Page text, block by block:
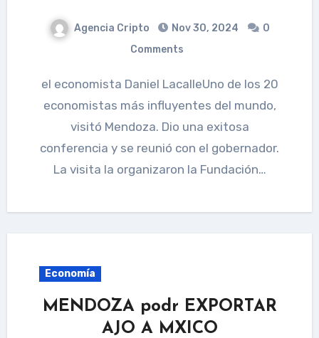
Agencia Cripto Nov 30, 2024
0
Comments
el economista Daniel LacalleUno de los 20
economistas más influyentes del mundo,
visitó Mendoza. Dio una exitosa
conferencia y se reunió con el gobernador.
La visita la organizaron la Fundación…
Economía
MENDOZA podr EXPORTAR
AJO A MXICO